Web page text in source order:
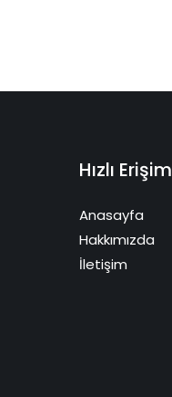
Hızlı Erişim
Anasayfa
Hakkımızda
İletişim